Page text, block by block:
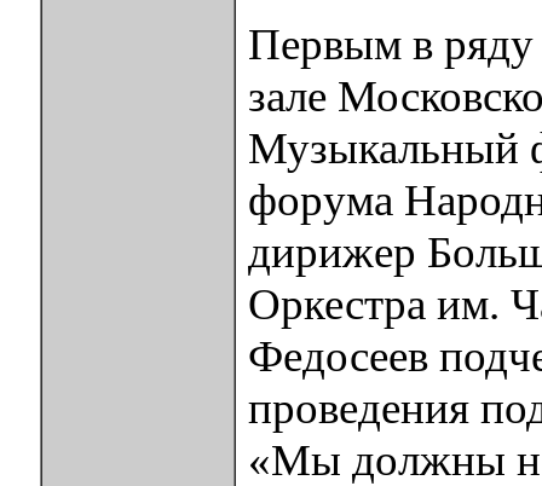
Первым в
зале
Музыкальный
форума
дирижер
Оркестра им.
Федосеев
проведения
«Мы должны